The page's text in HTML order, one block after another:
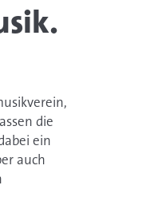
die
ein
auch